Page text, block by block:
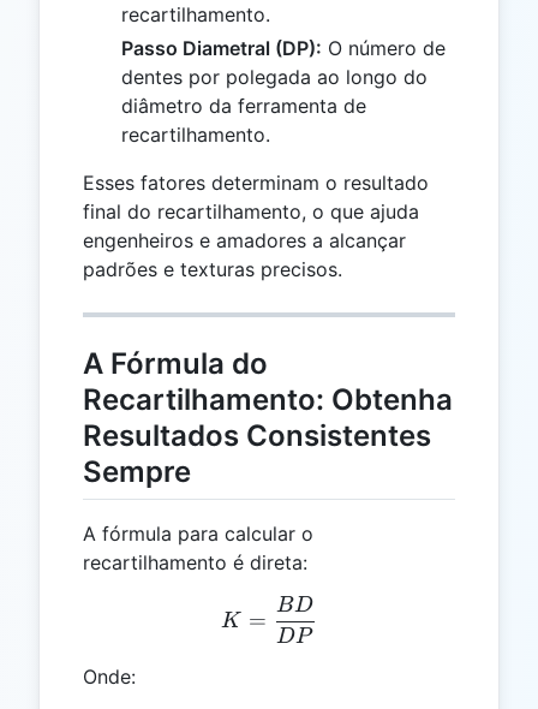
recartilhamento.
Passo Diametral (DP): O número de
dentes por polegada ao longo do
diâmetro da ferramenta de
recartilhamento.
Esses fatores determinam o resultado
final do recartilhamento, o que ajuda
engenheiros e amadores a alcançar
padrões e texturas precisos.
A Fórmula do
Recartilhamento: Obtenha
Resultados Consistentes
Sempre
A fórmula para calcular o
recartilhamento é direta:
K = \frac{BD}{DP}
K =
DP
BD
Onde: